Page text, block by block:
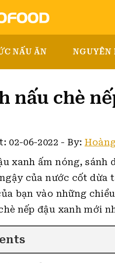
NẤU ĂN NGUYÊN
nấu chè
02-06-2022 -By:
xanh ấm nóng,
của nước cốt dừa
bạn vào những
nếp đậu xanh mới